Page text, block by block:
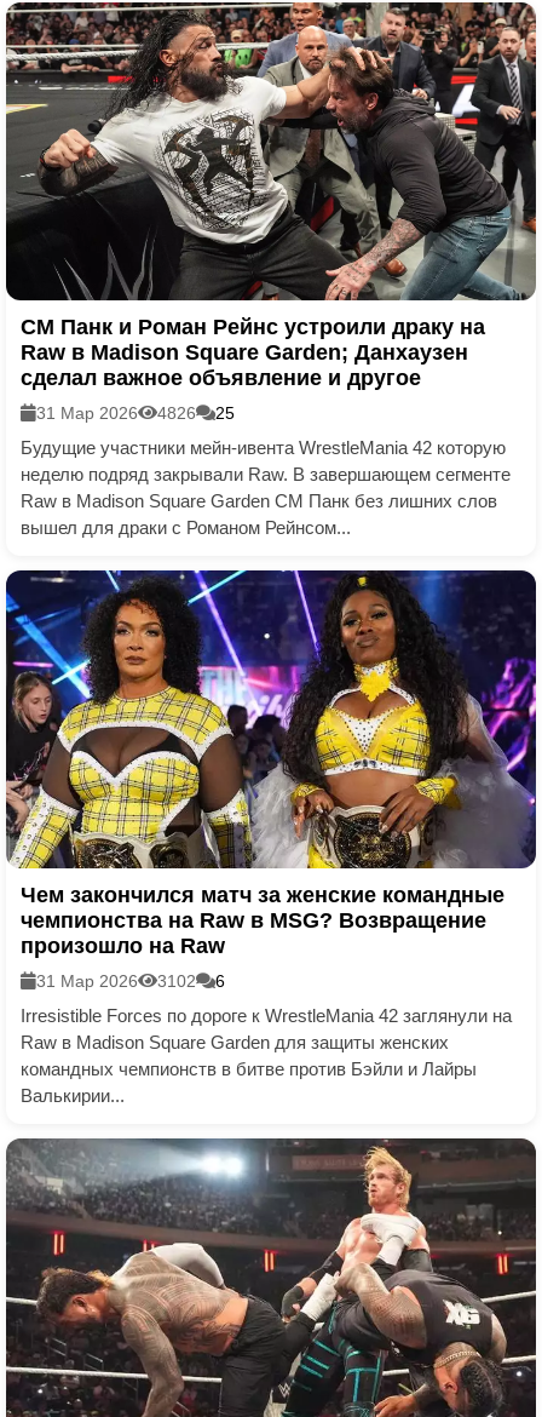
СМ Панк и Роман Рейнс устроили драку на
Raw в Madison Square Garden; Данхаузен
сделал важное объявление и другое
31 Мар 2026 4826 25
Будущие участники мейн-ивента WrestleMania 42 которую
неделю подряд закрывали Raw. В завершающем сегменте
Raw в Madison Square Garden СМ Панк без лишних слов
вышел для драки с Романом Рейнсом...
Чем закончился матч за женские командные
чемпионства на Raw в MSG? Возвращение
произошло на Raw
31 Мар 2026 3102 6
Irresistible Forces по дороге к WrestleMania 42 заглянули на
Raw в Madison Square Garden для защиты женских
командных чемпионств в битве против Бэйли и Лайры
Валькирии...